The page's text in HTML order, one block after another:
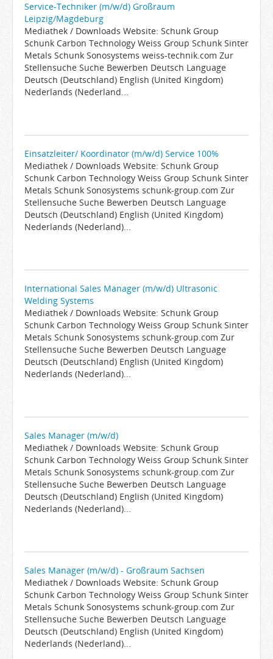
Service-Techniker (m/w/d) Großraum
Leipzig/Magdeburg
Mediathek / Downloads Website: Schunk Group
Schunk Carbon Technology Weiss Group Schunk Sinter
Metals Schunk Sonosystems weiss-technik.com Zur
Stellensuche Suche Bewerben Deutsch Language
Deutsch (Deutschland) English (United Kingdom)
Nederlands (Nederland...
Einsatzleiter/ Koordinator (m/w/d) Service 100%
Mediathek / Downloads Website: Schunk Group
Schunk Carbon Technology Weiss Group Schunk Sinter
Metals Schunk Sonosystems schunk-group.com Zur
Stellensuche Suche Bewerben Deutsch Language
Deutsch (Deutschland) English (United Kingdom)
Nederlands (Nederland)...
International Sales Manager (m/w/d) Ultrasonic
Welding Systems
Mediathek / Downloads Website: Schunk Group
Schunk Carbon Technology Weiss Group Schunk Sinter
Metals Schunk Sonosystems schunk-group.com Zur
Stellensuche Suche Bewerben Deutsch Language
Deutsch (Deutschland) English (United Kingdom)
Nederlands (Nederland)...
Sales Manager (m/w/d)
Mediathek / Downloads Website: Schunk Group
Schunk Carbon Technology Weiss Group Schunk Sinter
Metals Schunk Sonosystems schunk-group.com Zur
Stellensuche Suche Bewerben Deutsch Language
Deutsch (Deutschland) English (United Kingdom)
Nederlands (Nederland)...
Sales Manager (m/w/d) - Großraum Sachsen
Mediathek / Downloads Website: Schunk Group
Schunk Carbon Technology Weiss Group Schunk Sinter
Metals Schunk Sonosystems schunk-group.com Zur
Stellensuche Suche Bewerben Deutsch Language
Deutsch (Deutschland) English (United Kingdom)
Nederlands (Nederland)...